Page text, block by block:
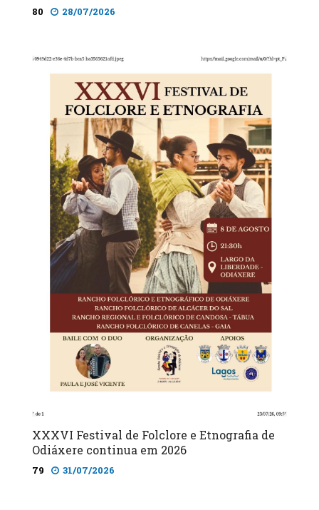
80 28/07/2026
XXXVI Festival de Folclore e Etnografia de
Odiáxere continua em 2026
79 31/07/2026